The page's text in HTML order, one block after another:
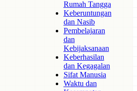
Rumah Tangga
Keberuntungan
dan Nasib
Pembelajaran
dan
Kebijaksanaan
Keberhasilan
dan Kegagalan
Sifat Manusia
Waktu dan